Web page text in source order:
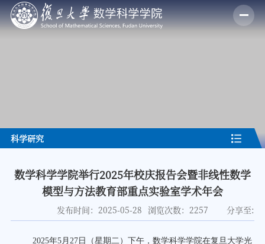
科学研究
数学科学学院举行2025年校庆报告会暨非线性数学
模型与方法教育部重点实验室学术年会
发布时间：2025-05-28 浏览次数：2257 分享至:
2025年5月 27日（星期二）下午，数学科学学院在复旦大学光